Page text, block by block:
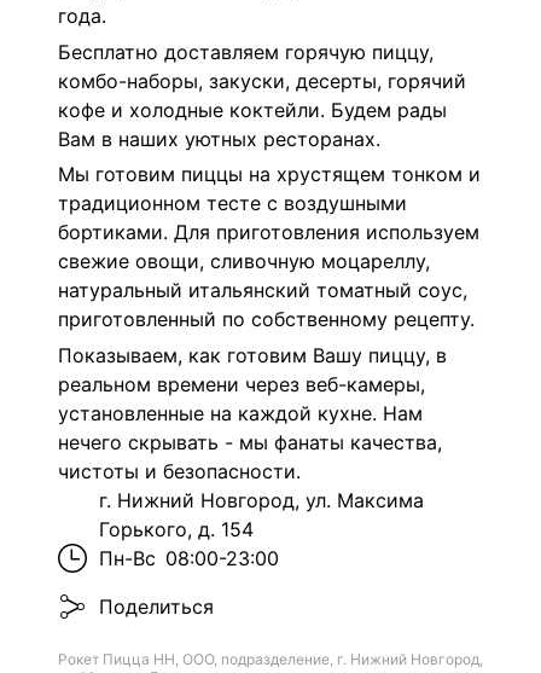
года.
Бесплатно доставляем горячую пиццу,
комбо-наборы, закуски, десерты, горячий
кофе и холодные коктейли. Будем рады
Вам в наших уютных ресторанах.
Мы готовим пиццы на хрустящем тонком и
традиционном тесте с воздушными
бортиками. Для приготовления используем
свежие овощи, сливочную моцареллу,
натуральный итальянский томатный соус,
приготовленный по собственному рецепту.
Показываем, как готовим Вашу пиццу, в
реальном времени через веб-камеры,
установленные на каждой кухне. Нам
нечего скрывать - мы фанаты качества,
чистоты и безопасности.
г. Нижний Новгород, ул. Максима
Горького, д. 154
Пн-Вс 08:00-23:00
Поделиться
Рокет Пицца НН, ООО, подразделение, г. Нижний Новгород,